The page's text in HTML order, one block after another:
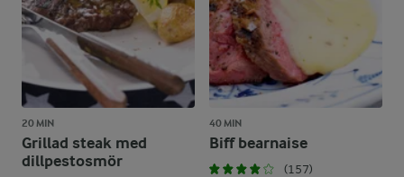
20 MIN
Grillad steak med
dillpestosmör
40 MIN
Biff bearnaise
(157)